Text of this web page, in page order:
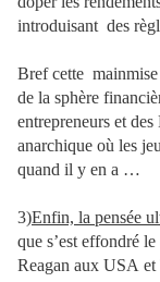
introduisant des
Bref cette
de la sphère
entrepreneurs et
anarchique où les
quand il y en a …
3)Enfin, la pensée
que s’est effondré
Reagan aux USA et